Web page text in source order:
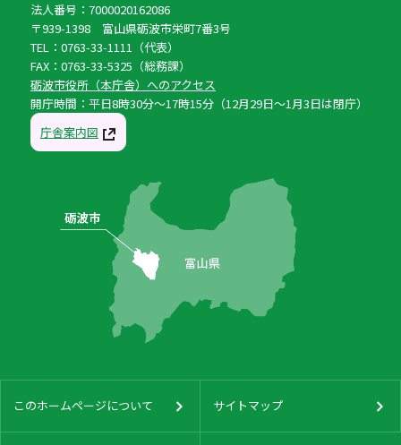
法人番号：7000020162086
〒939-1398 富山県砺波市栄町7番3号
TEL：0763-33-1111（代表）
FAX：0763-33-5325（総務課）
砺波市役所（本庁舎）へのアクセス
開庁時間：平日8時30分〜17時15分（12月29日〜1月3日は閉庁）
庁舎案内図
このホームページについて サイトマップ